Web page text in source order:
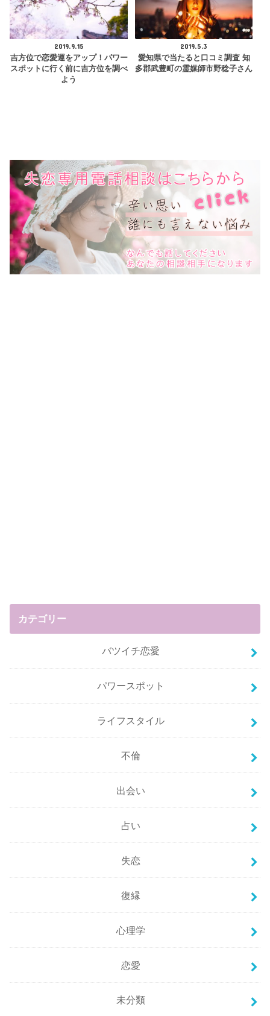
2019.9.15
吉方位で恋愛運をアップ！パワー
スポットに行く前に吉方位を調べ
よう
2019.5.3
愛知県で当たると口コミ調査 知
多郡武豊町の霊媒師市野稔子さん
カテゴリー
バツイチ恋愛
パワースポット
ライフスタイル
不倫
出会い
占い
失恋
復縁
心理学
恋愛
未分類